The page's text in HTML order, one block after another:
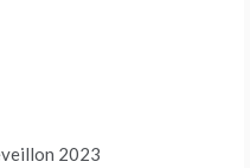
2023